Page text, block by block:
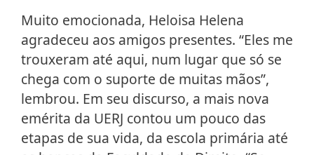
Muito emocionada, Heloisa Helena
agradeceu aos amigos presentes. “Eles me
trouxeram até aqui, num lugar que só se
chega com o suporte de muitas mãos”,
lembrou. Em seu discurso, a mais nova
emérita da UERJ contou um pouco das
etapas de sua vida, da escola primária até